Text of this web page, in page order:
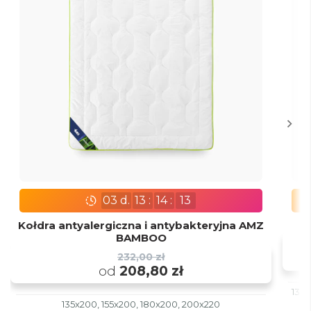
03 d. 13 : 14:
12
Kołdra antyalergiczna i antybakteryjna AMZ
BAMBOO
232,00 zł
od 208,80 zł
135x200, 155x200, 180x200, 200x220